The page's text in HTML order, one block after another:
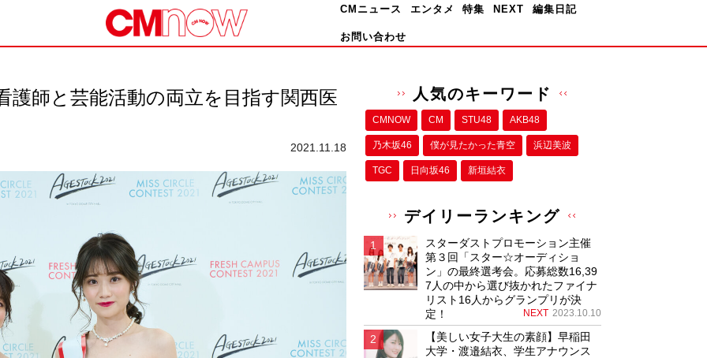
CMニュース エンタメ 特集 NEXT 編集日記
お問い合わせ
護師と芸能活動の両立を目指す関西医
2021.11.18
人気のキーワード
CMNOW CM STU48 AKB48
乃木坂46 僕が⾒たかった⻘空 浜辺美波
TGC 日向坂46 新垣結衣
デイリーランキング
スターダストプロモーション主催
第３回「スター☆オーディショ
ン」の最終選考会。応募総数16,39
7人の中から選び抜かれたファイナ
リスト16人からグランプリが決
定！
NEXT 2023.10.10
【美しい女子大生の素顔】早稲田
大学・渡邉結衣、学生アナウンス